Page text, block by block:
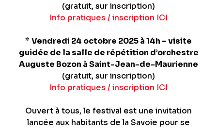
(gratuit, sur inscription)
Info pratiques / inscription ICI
* Vendredi 24 octobre 2025 à 14h – visite
guidée de la salle de répétition d’orchestre
Auguste Bozon à Saint-Jean-de-Maurienne
(gratuit, sur inscription)
Info pratiques / inscription ICI
Ouvert à tous, le festival est une invitation
lancée aux habitants de la Savoie pour se